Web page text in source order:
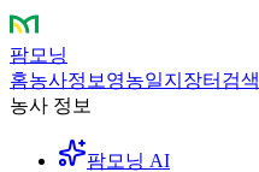
팜모닝
홈농사정보 영농일지 장터 검색
농사 정보
팜모닝 AI